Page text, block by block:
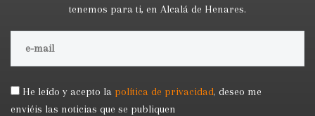
tenemos para ti, en Alcalá de Henares.
He leído y acepto la política de privacidad, deseo me
enviéis las noticias que se publiquen